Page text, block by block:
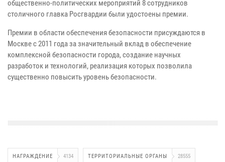
общественно-политических мероприятий 8 сотрудников
столичного главка Росгвардии были удостоены премии.
Премии в области обеспечения безопасности присуждаются в
Москве с 2011 года за значительный вклад в обеспечение
комплексной безопасности города, создание научных
разработок и технологий, реализация которых позволила
существенно повысить уровень безопасности.
НАГРАЖДЕНИЕ 4134 ТЕРРИТОРИАЛЬНЫЕ ОРГАНЫ 28555